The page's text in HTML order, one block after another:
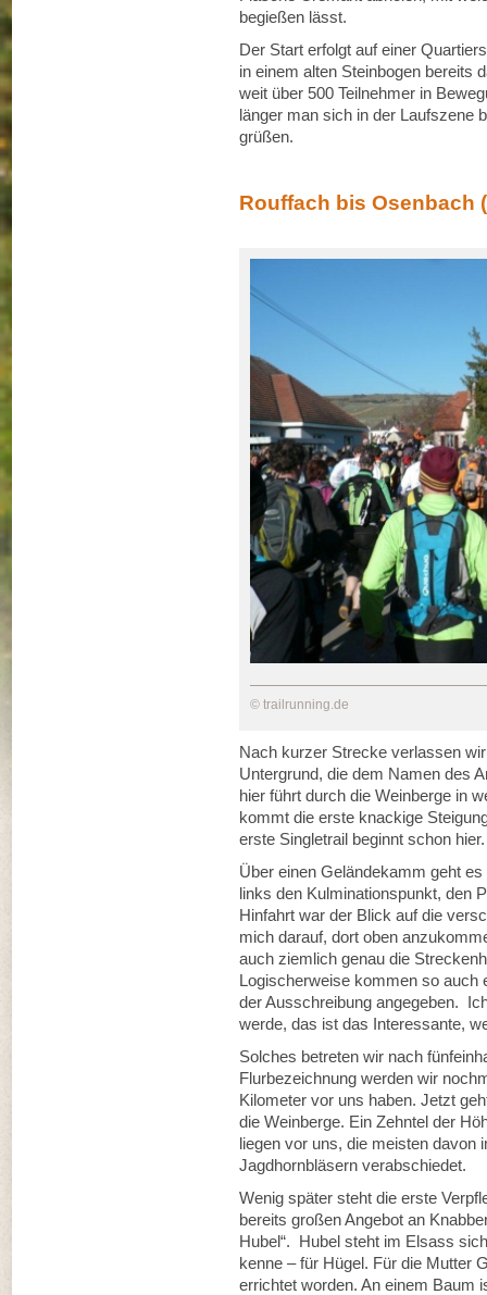
begießen lässt.
Der Start erfolgt auf einer
in einem alten Steinbogen bereits
weit über 500 Teilnehmer in
länger man sich in der Laufszene
grüßen.
Rouffach bis Osenbach
© trailrunning.de
Nach kurzer Strecke verlassen
Untergrund, die dem Namen des
hier führt durch die Weinberge in
kommt die erste knackige
erste Singletrail beginnt schon hier.
Über einen Geländekamm geht
links den Kulminationspunkt, den
Hinfahrt war der Blick auf die
mich darauf, dort oben
auch ziemlich genau die
Logischerweise kommen so auch
der Ausschreibung angegeben.
werde, das ist das Interessante,
Solches betreten wir nach
Flurbezeichnung werden wir
Kilometer vor uns haben. Jetzt
die Weinberge. Ein Zehntel der
liegen vor uns, die meisten davon
Jagdhornbläsern verabschiedet.
Wenig später steht die erste
bereits großen Angebot an
Hubel“. Hubel steht im Elsass
kenne – für Hügel. Für die Mutter
errichtet worden. An einem Baum